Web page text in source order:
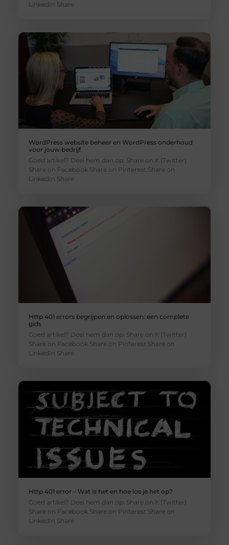
LinkedIn Share
WordPress website beheer en WordPress onderhoud
voor jouw bedrijf
Goed artikel? Deel hem dan op: Share on X (Twitter)
Share on Facebook Share on Pinterest Share on
LinkedIn Share
Http 401 errors begrijpen en oplossen: een complete
gids
Goed artikel? Deel hem dan op: Share on X (Twitter)
Share on Facebook Share on Pinterest Share on
LinkedIn Share
Http 401 error – Wat is het en hoe los je het op?
Goed artikel? Deel hem dan op: Share on X (Twitter)
Share on Facebook Share on Pinterest Share on
LinkedIn Share